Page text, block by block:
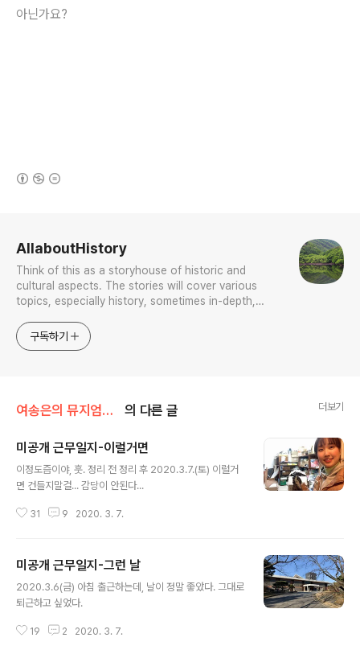
아닌가요?
AllaboutHistory
Think of this as a storyhouse of historic and
cultural aspects. The stories will cover various
topics, especially history, sometimes in-depth,
approach will be to resist any common sense or
generalized viewpoint
구독하기
여송은의 뮤지엄톡톡 의 다른 글 더보기
미공개 근무일지-이럴거면
이정도즘이야, 훗. 정리 전 정리 후 2020.3.7.(토) 이럴거
면 건들지말걸... 감당이 안된다...
31 9 2020. 3. 7.
미공개 근무일지-그런 날
2020.3.6(금) 아침 출근하는데, 날이 정말 좋았다. 그대로
퇴근하고 싶었다.
19 2 2020. 3. 7.